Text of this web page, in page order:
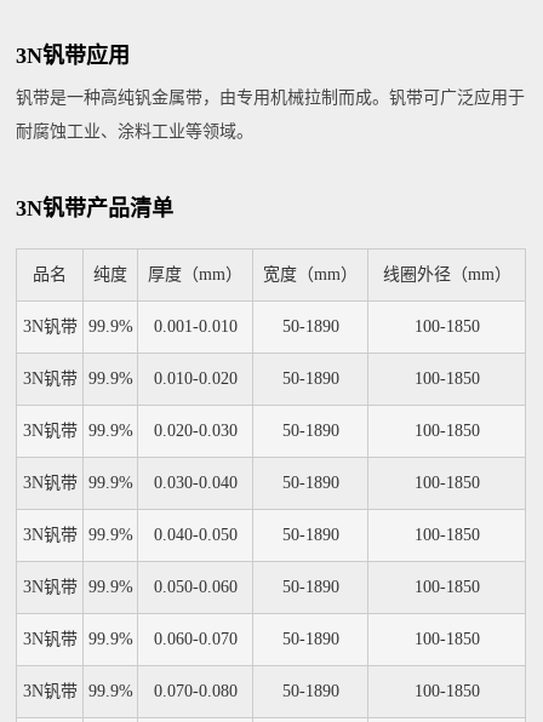
3N钒带应用
钒带是一种高纯钒金属带，由专用机械拉制而成。钒带可广泛应用于
耐腐蚀工业、涂料工业等领域。
3N钒带产品清单
品名 纯度 厚度（mm） 宽度（mm） 线圈外径（mm）
3N钒带 99.9% 0.001-0.010 50-1890 100-1850
3N钒带 99.9% 0.010-0.020 50-1890 100-1850
3N钒带 99.9% 0.020-0.030 50-1890 100-1850
3N钒带 99.9% 0.030-0.040 50-1890 100-1850
3N钒带 99.9% 0.040-0.050 50-1890 100-1850
3N钒带 99.9% 0.050-0.060 50-1890 100-1850
3N钒带 99.9% 0.060-0.070 50-1890 100-1850
3N钒带 99.9% 0.070-0.080 50-1890 100-1850